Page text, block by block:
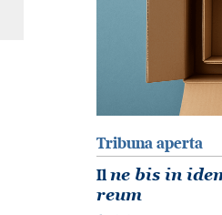
Tribuna aperta
Ilne bis in
reum